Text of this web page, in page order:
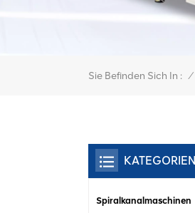
Sie Befinden Sich In : /
KATEGORIEN
Spiralkanalmaschinen